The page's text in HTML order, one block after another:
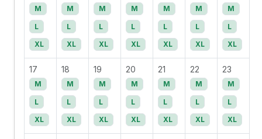
M
L
XL
M
L
XL
M
L
XL
M
L
XL
M
L
XL
M
L
XL
M
L
XL
17
M
L
XL
18
M
L
XL
19
M
L
XL
20
M
L
XL
21
M
L
XL
22
M
L
XL
23
M
L
XL